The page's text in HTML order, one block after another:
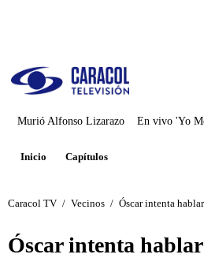
Murió Alfonso Lizarazo En vivo 'Yo
Inicio Capítulos
Caracol TV / Vecinos / Óscar intenta
Óscar intenta